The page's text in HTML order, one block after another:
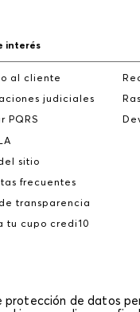
interés
al cliente
judiciales
PQRS
sitio
frecuentes
transparencia
tu cupo credi10
protección de datos